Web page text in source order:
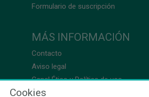
Formulario de suscripción
MÁS INFORMACIÓN
Contacto
Aviso legal
Canal Ético y Política de uso
Cookies